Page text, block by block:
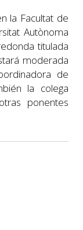
la Facultat de
Autònoma
titulada
moderada
de
la colega
ponentes